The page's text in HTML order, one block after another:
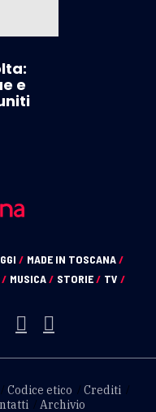
e
/ MADE IN TOSCANA/
/ MUSICA/ STORIE/ TV /
Codice etico
Crediti
Archivio